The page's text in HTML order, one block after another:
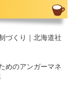
づくり｜北海道社
めのアンガーマネ